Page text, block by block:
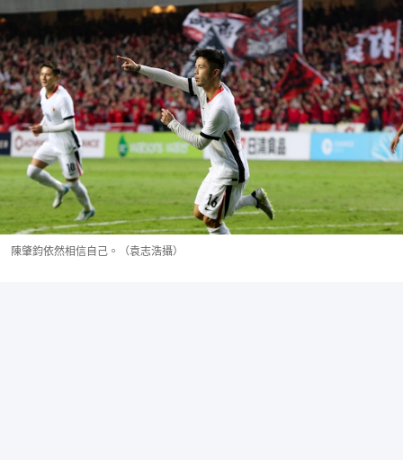
陳肇鈞依然相信自己。（袁志浩攝）